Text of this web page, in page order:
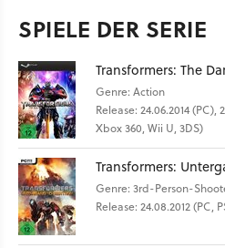
SPIELE DER SERIE
Transformers: The
Genre: Action
Release: 24.06.2014 (PC),
Xbox 360, Wii U, 3DS)
Transformers:
Genre: 3rd-Person-
Release: 24.08.2012 (PC,